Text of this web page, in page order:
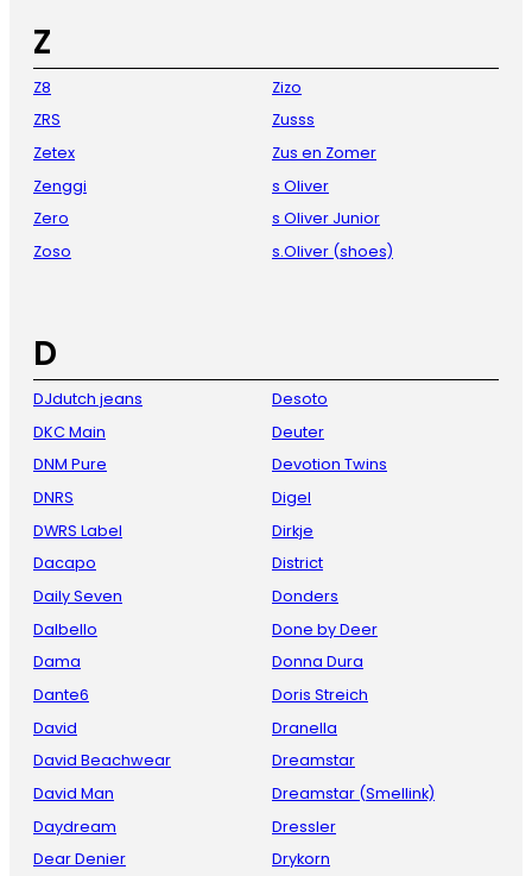
Z
Z8
ZRS
Zetex
Zenggi
Zero
Zoso
Zizo
Zusss
Zus en Zomer
s Oliver
s Oliver Junior
s.Oliver (shoes)
D
DJdutch jeans
DKC Main
DNM Pure
DNRS
DWRS Label
Dacapo
Daily Seven
Dalbello
Dama
Dante6
David
David Beachwear
David Man
Daydream
Dear Denier
Desoto
Deuter
Devotion Twins
Digel
Dirkje
District
Donders
Done by Deer
Donna Dura
Doris Streich
Dranella
Dreamstar
Dreamstar (Smellink)
Dressler
Drykorn